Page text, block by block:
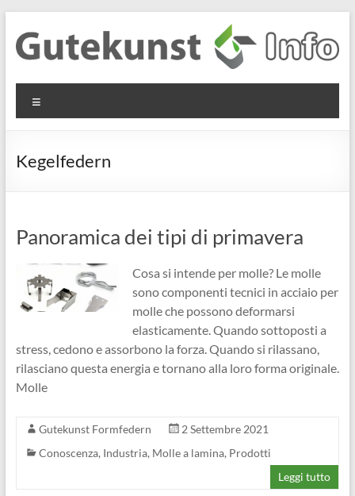
contenuto
Gutekunst
Formfedern
GmbH
Informationen
Flachmaterial
Kegelfedern
Panoramica dei tipi di primavera
Cosa si intende per molle? Le molle
sono componenti tecnici in acciaio per
molle che possono deformarsi
elasticamente. Quando sottoposti a
stress, cedono e assorbono la forza. Quando si rilassano,
rilasciano questa energia e tornano alla loro forma originale.
Molle
Gutekunst Formfedern
2 Settembre 2021
Conoscenza, Industria, Molle a lamina, Prodotti
Leggi tutto